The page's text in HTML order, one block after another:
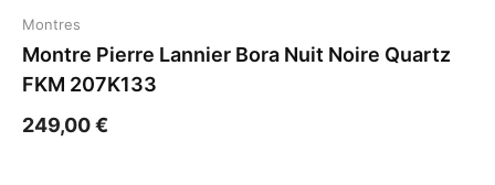
Montres
Montre Pierre Lannier Bora Nuit Noire Quartz
FKM 207K133
249,00€